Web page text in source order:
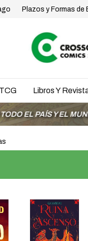
Plazos y Formas de
TCG Libros Y
Y EL MUNDO 3